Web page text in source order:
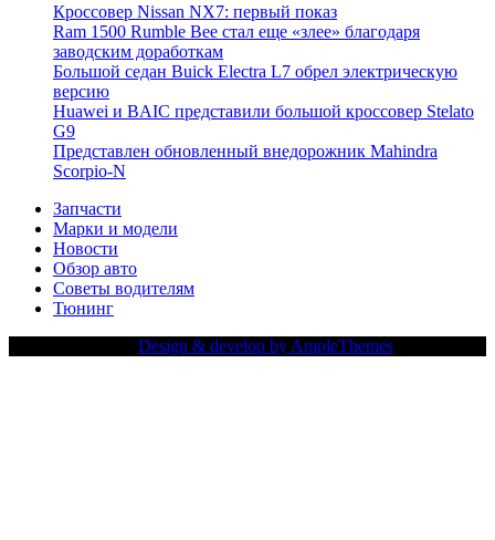
Кроссовер Nissan NX7: первый показ
Ram 1500 Rumble Bee стал еще «злее» благодаря
заводским доработкам
Большой седан Buick Electra L7 обрел электрическую
версию
Huawei и BAIC представили большой кроссовер Stelato
G9
Представлен обновленный внедорожник Mahindra
Scorpio-N
Запчасти
Марки и модели
Новости
Обзор авто
Советы водителям
Тюнинг
Design & develop by AmpleThemes